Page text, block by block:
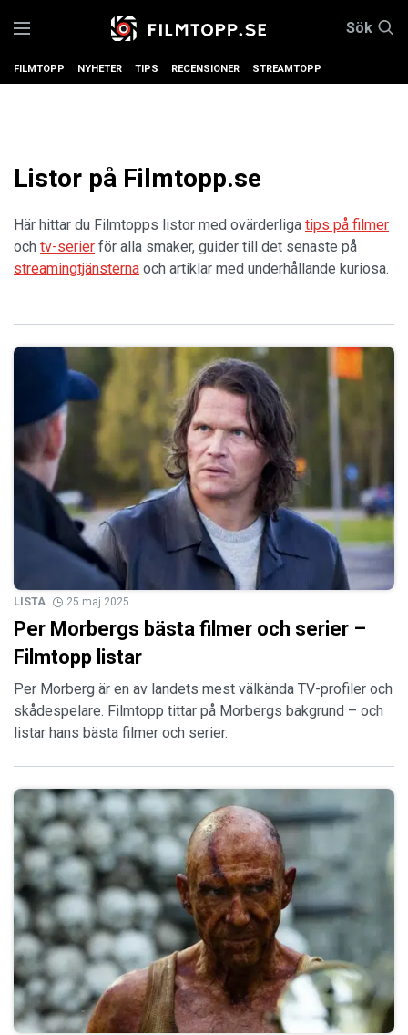
Sök
FILMTOPP NYHETER TIPS RECENSIONER STREAMTOPP
Listor på Filmtopp.se
Här hittar du Filmtopps listor med ovärderliga tips på filmer
och tv-serier för alla smaker, guider till det senaste på
streamingtjänsterna och artiklar med underhållande kuriosa.
LISTA 25 maj 2025
Per Morbergs bästa filmer och serier –
Filmtopp listar
Per Morberg är en av landets mest välkända TV-profiler och
skådespelare. Filmtopp tittar på Morbergs bakgrund – och
listar hans bästa filmer och serier.